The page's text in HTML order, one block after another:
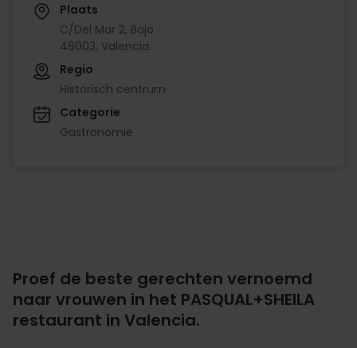
Plaats
C/Del Mar 2, Bajo
46003, Valencia.
Regio
Historisch centrum
Categorie
Gastronomie
Proef de beste gerechten vernoemd
naar vrouwen in het PASQUAL+SHEILA
restaurant in Valencia.